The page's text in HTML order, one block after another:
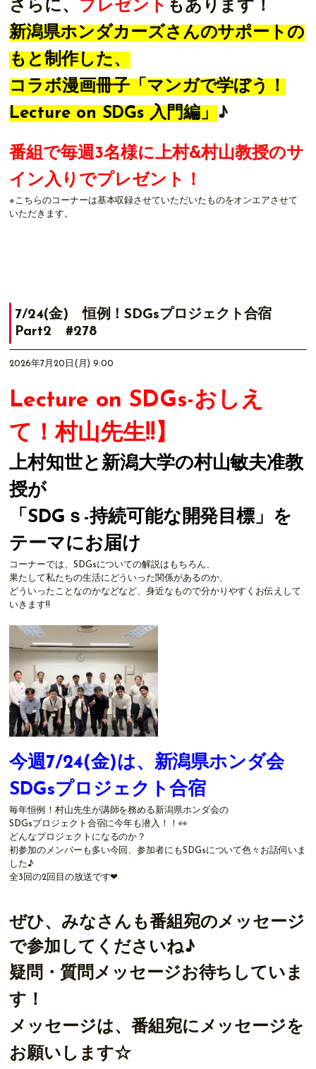
さらに、 プレゼント もあります！
新潟県ホンダカーズさんのサポートの
もと制作した、
コラボ漫画冊子「マンガで学ぼう！
Lecture on SDGs 入門編」 ♪
番組で毎週3名様に上村&村山教授のサ
イン入りでプレゼント！
※こちらのコーナーは基本収録させていただいたものをオンエアさせて
いただきます。
7/24(金) 恒例！SDGsプロジェクト合宿
Part2 #278
2026年7月20日(月) 9:00
Lecture on SDGs-おしえ
て！村山先生!!】
上村知世と新潟大学の村山敏夫准教
授が
「SDGｓ-持続可能な開発目標」を
テーマにお届け
コーナーでは、SDGsについての解説はもちろん、
果たして私たちの生活にどういった関係があるのか、
どういったことなのかなどなど、身近なもので分かりやすくお伝えして
いきます!!
今週7/24(金)は、新潟県ホンダ会
SDGsプロジェクト合宿
毎年恒例！村山先生が講師を務める新潟県ホンダ会の
SDGsプロジェクト合宿に今年も潜入！！👀
どんなプロジェクトになるのか？
初参加のメンバーも多い今回、参加者にもSDGsについて色々お話伺いま
した♪
全3回の2回目の放送です❤
ぜひ、みなさんも番組宛のメッセージ
で参加してくださいね♪
疑問・質問メッセージお待ちしていま
す！
メッセージは、番組宛にメッセージを
お願いします☆